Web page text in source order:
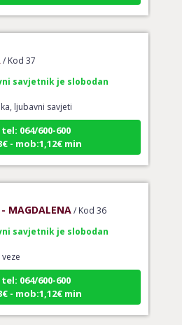
savjetnik je slobodan
ljubavni savjeti
064/600-600
- mob:1,12€ min
savjetnik je slobodan
064/600-600
- mob:1,12€ min